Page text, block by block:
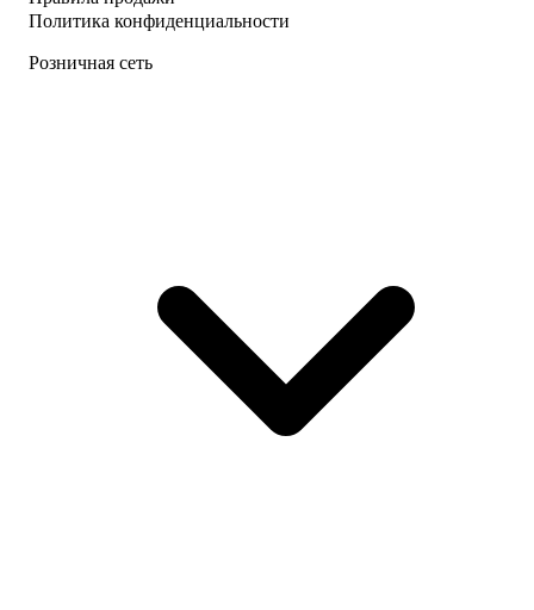
Политика конфиденциальности
Розничная сеть